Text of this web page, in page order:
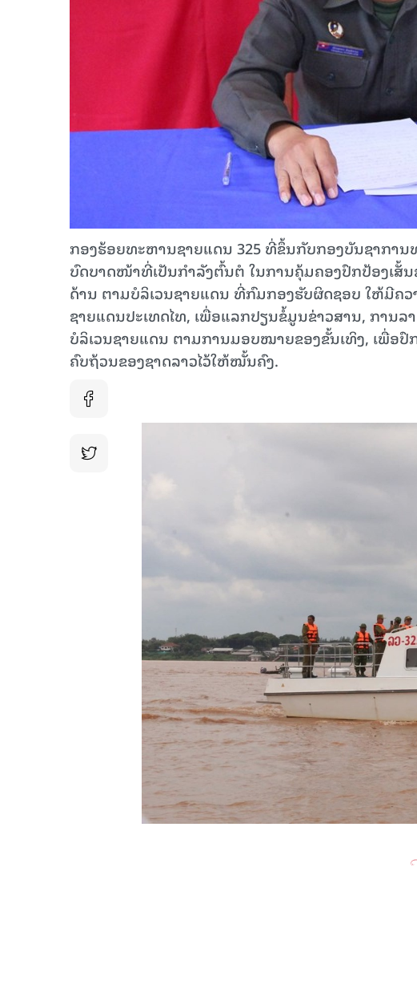
ກອງຮ້ອຍທະຫານຊາຍແດນ 325 ທີ່ຂຶ້ນກັບກອງບັນຊາກາ
ບົດບາດໜ້າທີ່ເປັນກໍາລັງຕົ້ນຕໍ ໃນການຄຸ້ມຄອງປົກປ້ອງເ
ດ້ານ ຕາມບໍລິເວນຊາຍແດນ ທີ່ກົມກອງຮັບຜິດຊອບ ໃຫ້ມີຄ
ຊາຍແດນປະເທດໄທ, ເພື່ອແລກປຽນຂໍ້ມູນຂ່າວສານ, ການ
ບໍລິເວນຊາຍແດນ ຕາມການມອບໝາຍຂອງຂັ້ນເທິງ, ເພື່ອ
ຄົບຖ້ວນຂອງຊາດລາວໄວ້ໃຫ້ໝັ້ນຄົງ.